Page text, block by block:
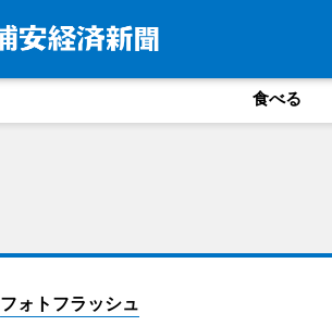
食べる
フォトフラッシュ